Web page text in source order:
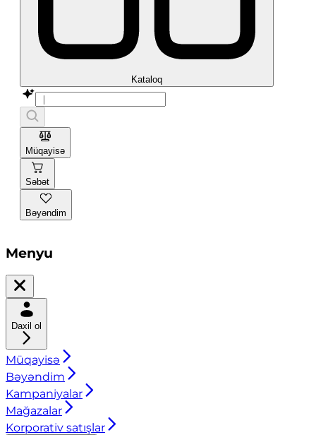
Kataloq
Müqayisə
Səbət
Bəyəndim
Menyu
Daxil ol
Müqayisə
Bəyəndim
Kampaniyalar
Mağazalar
Korporativ satışlar